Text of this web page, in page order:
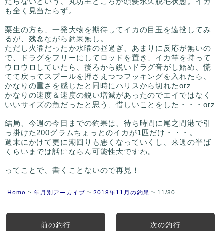
も全く見当たらず。
栗生の方も、一発大物を期待してイカの目玉を遠投してみ
るが、残念ながら釣果無し。
ただし火曜だったか水曜の昼過ぎ、あまりに反応が無いの
で、ドラグをフリーにしてロッドを置き、イカ竿を持って
ウロウロしていたら、後ろから鋭いドラグ音がし始め、慌
てて戻ってスプールを押さえつつフッキングを入れたら、
かなりの重さを感じたと同時にハリスから切れたorz
かなりの速度＆速度の鋭い増減があったのでエイではなく
いいサイズの魚だったと思う、惜しいことをした・・・orz
結局、今週の今日までの釣果は、待ち時間に尾之間港で引
っ掛けた200グラムちょっとのイカが1匹だけ・・・。
週末にかけて更に潮回りも悪くなっていくし、来週の半ば
くらいまでは話にならん可能性大ですわ。
ってことで、書くことないので再見！
Home >年月別アーカイブ >2018年11月の釣果 > 11/30
前の釣行 次の釣行